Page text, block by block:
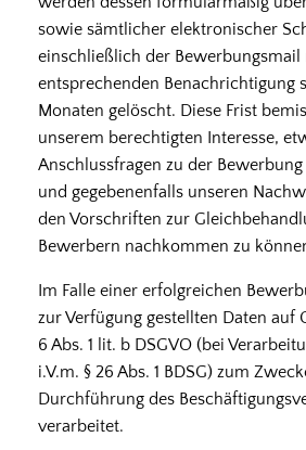
sowie sämtlicher elektronischer
einschließlich der Bewerbungsmail
entsprechenden Benachrichtigung
Monaten gelöscht. Diese Frist
unserem berechtigten Interesse,
Anschlussfragen zu der
und gegebenenfalls unseren
den Vorschriften zur
Bewerbern nachkommen zu
Im Falle einer erfolgreichen
zur Verfügung gestellten Daten auf
6 Abs. 1 lit. b DSGVO (bei
i.V.m. § 26 Abs. 1 BDSG) zum
Durchführung des
verarbeitet.